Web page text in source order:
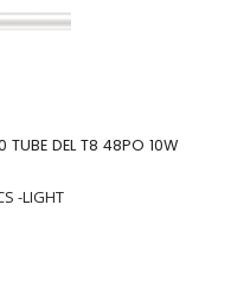
TUBE DEL T8 48PO 10W
-LIGHT